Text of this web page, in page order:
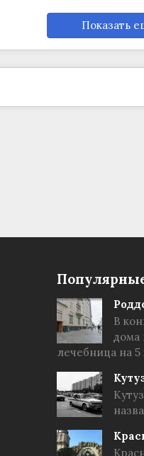
Показать
В
дома
лечебница на 5